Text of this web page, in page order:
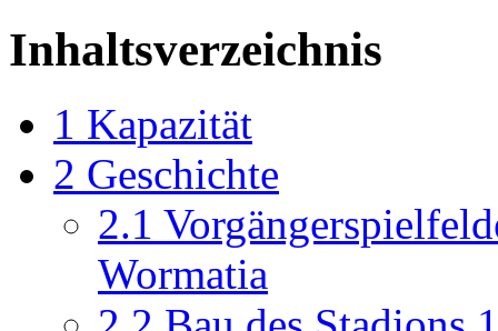
Inhaltsverzeichnis
1 Kapazität
2 Geschichte
2.1
Wormatia